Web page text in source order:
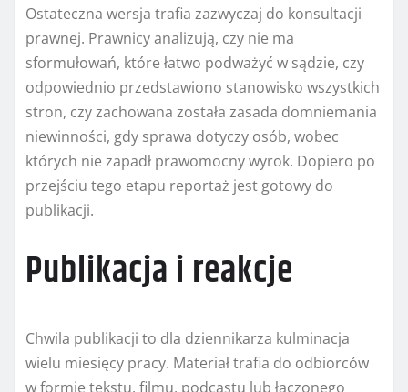
Ostateczna wersja trafia zazwyczaj do konsultacji
prawnej. Prawnicy analizują, czy nie ma
sformułowań, które łatwo podważyć w sądzie, czy
odpowiednio przedstawiono stanowisko wszystkich
stron, czy zachowana została zasada domniemania
niewinności, gdy sprawa dotyczy osób, wobec
których nie zapadł prawomocny wyrok. Dopiero po
przejściu tego etapu reportaż jest gotowy do
publikacji.
Publikacja i reakcje
Chwila publikacji to dla dziennikarza kulminacja
wielu miesięcy pracy. Materiał trafia do odbiorców
w formie tekstu, filmu, podcastu lub łączonego